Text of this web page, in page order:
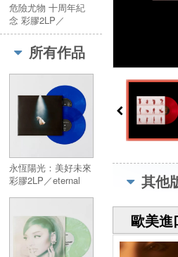
危險尤物 十周年紀
念 彩膠2LP／
Dangerous Woman
Tenth Anniversary
Edition (2LP)
所有作品
永恆陽光：美好未來
彩膠2LP／eternal
coloured vinyl (2LP)
其他
歐美進